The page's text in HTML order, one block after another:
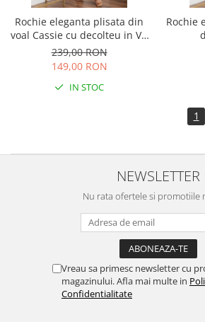
Rochie eleganta plisata din
voal Cassie cu decolteu in V -
Albastru regal
239,00 RON
149,00 RON
IN STOC
Rochie
1
NEWSLETTER
Nu rata ofertele si promotiile
Vreau sa primesc newsletter cu
magazinului. Afla mai multe in
Confidentialitate